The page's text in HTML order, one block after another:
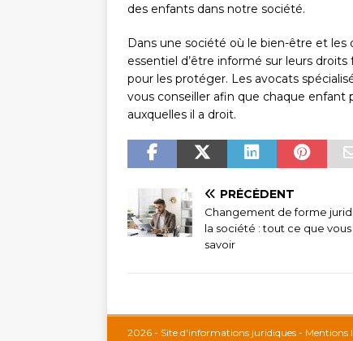
des enfants dans notre société.
Dans une société où le bien-être et
essentiel d’être informé sur leurs
pour les protéger. Les avocats
vous conseiller afin que chaque enfant
auxquelles il a droit.
PRÉCÉDENT
Changement de forme
la société : tout ce que
savoir
2026 - Site d'informations juridiques - Mentions